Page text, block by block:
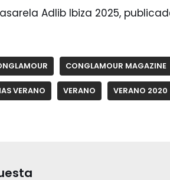
Adlib Ibiza 2025,
CONGLAMOUR MAGAZINE
VERANO VERANO VERANO 2020